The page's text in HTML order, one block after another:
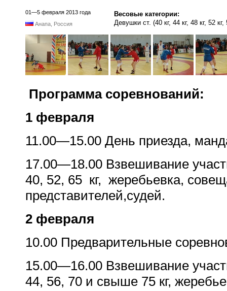
01—5 февраля 2013 года
Анапа, Россия
Весовые категории:
Девушки ст. (40 кг, 44 кг, 48 кг, 52 кг,
Программа соревнований:
1 февраля
11.00—15.00 День приезда,
17.00—18.00 Взвешивание
40, 52, 65 кг, жеребьевка,
представителей,судей.
2 февраля
10.00 Предварительные
15.00—16.00 Взвешивание
44, 56, 70 и свыше 75 кг,